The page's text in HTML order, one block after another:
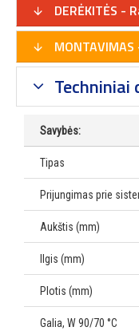
DERĖKITĖS -
Techniniai
Savybės:
Tipas
Prijungimas prie
Aukštis (mm)
Ilgis (mm)
Plotis (mm)
Galia, W 90/70 °C